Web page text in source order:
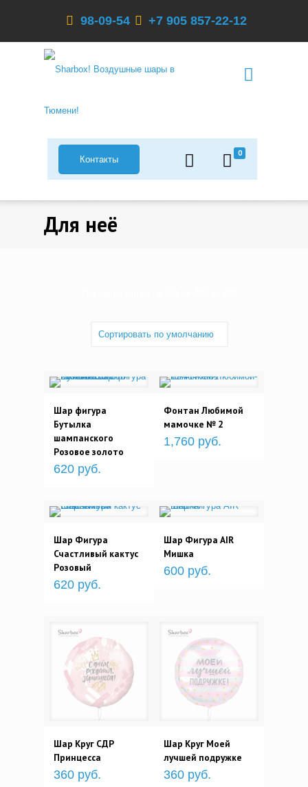
98-09-54 +7 905 857-22-12
0
Контакты
Для неё
Шар фигура
Бутылка
шампанского
Розовое золото
620 руб.
Фонтан Любимой
мамочке № 2
1,760 руб.
Шар Фигура
Счастливый кактус
Розовый
620 руб.
Шар Фигура AIR
Мишка
600 руб.
Шар Круг СДР
Принцесса
360 руб.
Шар Круг Моей
лучшей подружке
360 руб.